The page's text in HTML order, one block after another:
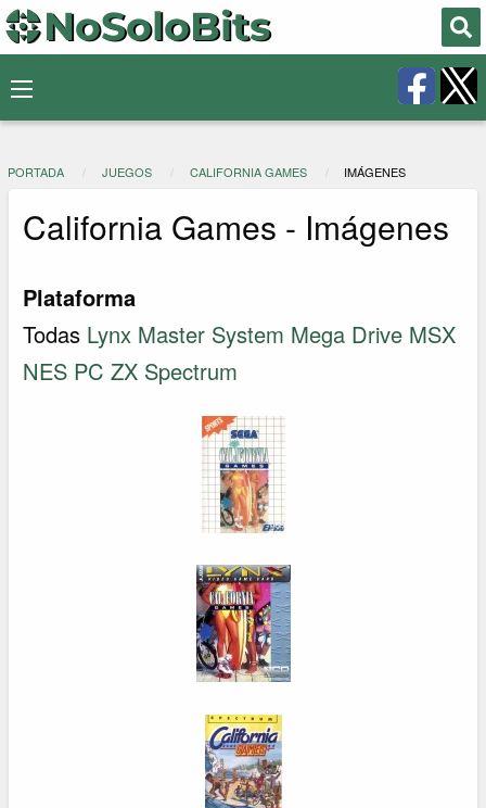
PORTADA JUEGOS CALIFORNIA GAMES IMÁGENES
California Games - Imágenes
Plataforma
Todas Lynx Master System Mega Drive MSX
NES PC ZX Spectrum